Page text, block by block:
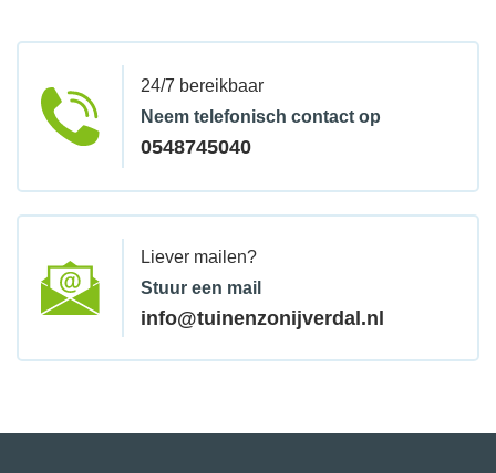
24/7 bereikbaar
Neem telefonisch contact op
0548745040
Liever mailen?
Stuur een mail
info@tuinenzonijverdal.nl